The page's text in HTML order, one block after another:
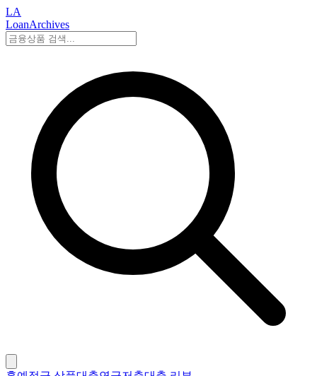
LA
LoanArchives